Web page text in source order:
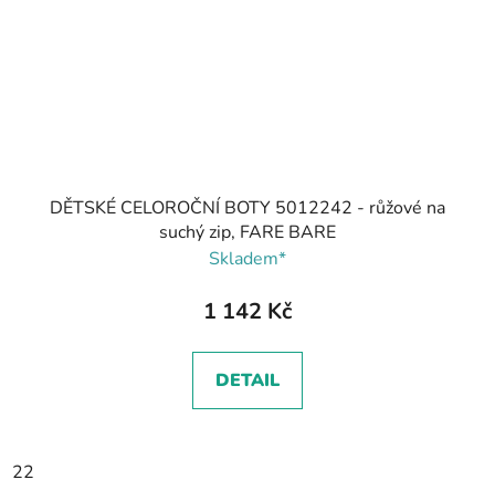
DĚTSKÉ CELOROČNÍ BOTY 5012242 - růžové na
suchý zip, FARE BARE
Skladem*
1 142 Kč
DETAIL
22